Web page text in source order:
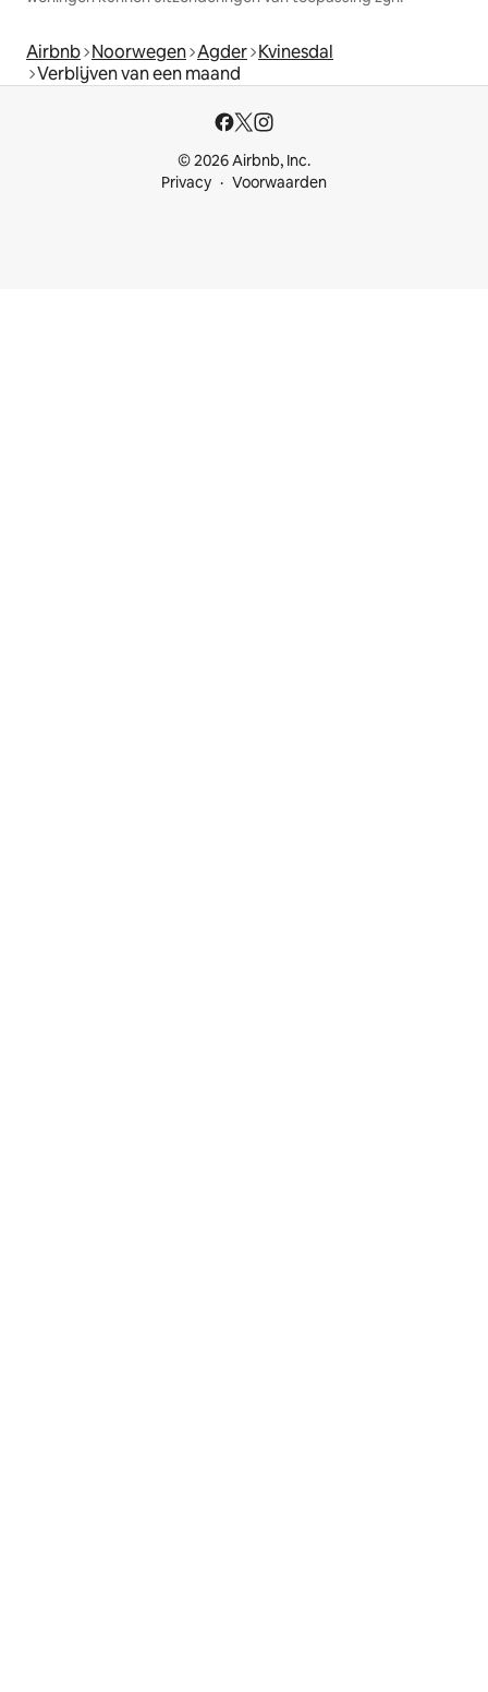
Airbnb Noorwegen Agder Kvinesdal
Verblijven van een maand
© 2026 Airbnb, Inc.
Privacy
Voorwaarden